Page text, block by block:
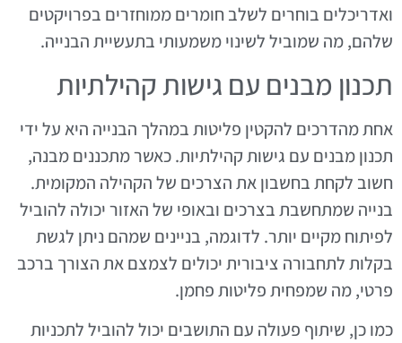
ואדריכלים בוחרים לשלב חומרים ממוחזרים בפרויקטים
שלהם, מה שמוביל לשינוי משמעותי בתעשיית הבנייה.
תכנון מבנים עם גישות קהילתיות
אחת מהדרכים להקטין פליטות במהלך הבנייה היא על ידי
תכנון מבנים עם גישות קהילתיות. כאשר מתכננים מבנה,
חשוב לקחת בחשבון את הצרכים של הקהילה המקומית.
בנייה שמתחשבת בצרכים ובאופי של האזור יכולה להוביל
לפיתוח מקיים יותר. לדוגמה, בניינים שמהם ניתן לגשת
בקלות לתחבורה ציבורית יכולים לצמצם את הצורך ברכב
פרטי, מה שמפחית פליטות פחמן.
כמו כן, שיתוף פעולה עם התושבים יכול להוביל לתכניות